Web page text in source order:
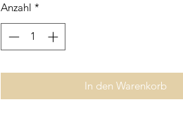
Anzahl *
In den Warenkorb